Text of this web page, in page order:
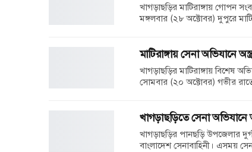
খাগড়াছড়ির মাটিরাঙ্গায় গোপন
মঙ্গলবার (২৮ অক্টোবর) দুপুরে
মাটিরাঙ্গায় সেনা অভিযানে
খাগড়াছড়ির মাটিরাঙ্গায় বিশেষ
সোমবার (২০ অক্টোবর) গভীর
খাগড়াছড়িতে সেনা অভিযানে
খাগড়াছড়ির পানছড়ি উপজেলার
বাংলাদেশ সেনাবাহিনী। এসময়